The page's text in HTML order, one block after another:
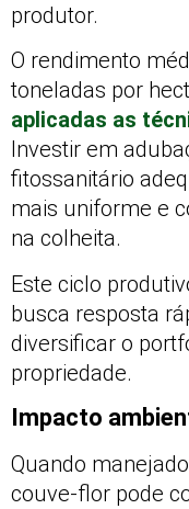
produtor.
O rendimento
toneladas por
aplicadas as
Investir em
fitossanitário
mais uniforme e
na colheita.
Este ciclo
busca resposta
diversificar o
propriedade.
Impacto
Quando
couve-flor pode